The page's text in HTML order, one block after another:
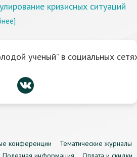
кризисных ситуаций
ученый” в социальных
конференции
Тематические журналы